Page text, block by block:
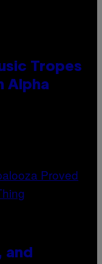
Tropes
Alpha
and